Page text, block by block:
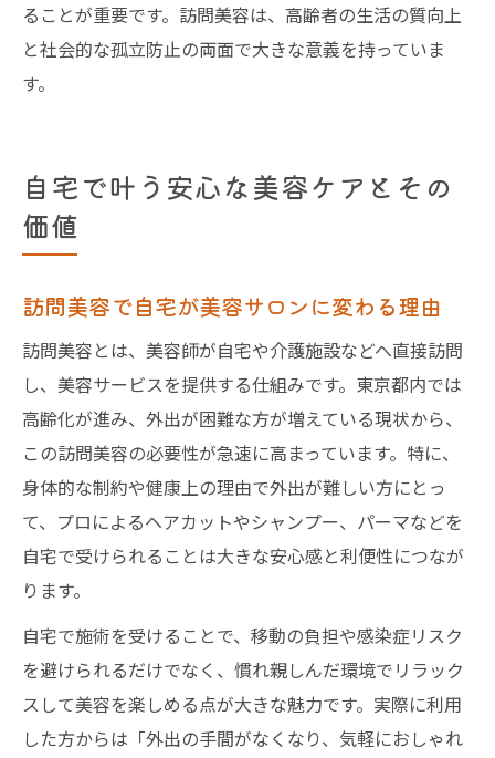
ることが重要です。訪問美容は、高齢者の生活の質向上
と社会的な孤立防止の両面で大きな意義を持っていま
す。
自宅で叶う安心な美容ケアとその
価値
訪問美容で自宅が美容サロンに変わる理由
訪問美容とは、美容師が自宅や介護施設などへ直接訪問
し、美容サービスを提供する仕組みです。東京都内では
高齢化が進み、外出が困難な方が増えている現状から、
この訪問美容の必要性が急速に高まっています。特に、
身体的な制約や健康上の理由で外出が難しい方にとっ
て、プロによるヘアカットやシャンプー、パーマなどを
自宅で受けられることは大きな安心感と利便性につなが
ります。
自宅で施術を受けることで、移動の負担や感染症リスク
を避けられるだけでなく、慣れ親しんだ環境でリラック
スして美容を楽しめる点が大きな魅力です。実際に利用
した方からは「外出の手間がなくなり、気軽におしゃれ